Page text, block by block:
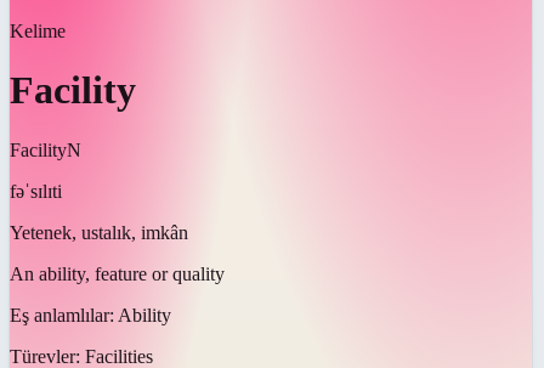
Kelime
Facility
FacilityN
fəˈsɪlɪti
Yetenek, ustalık, imkân
An ability, feature or quality
Eş anlamlılar: Ability
Türevler: Facilities